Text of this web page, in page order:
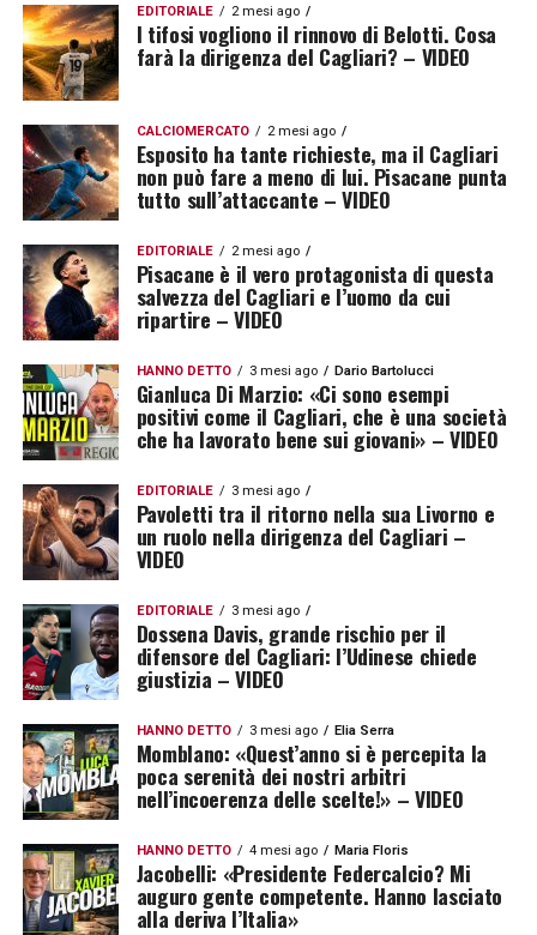
EDITORIALE 2 mesi ago
I tifosi vogliono il rinnovo di Belotti. Cosa
farà la dirigenza del Cagliari? – VIDEO
CALCIOMERCATO 2 mesi ago
Esposito ha tante richieste, ma il Cagliari
non può fare a meno di lui. Pisacane punta
tutto sull’attaccante – VIDEO
EDITORIALE 2 mesi ago
Pisacane è il vero protagonista di questa
salvezza del Cagliari e l’uomo da cui
ripartire – VIDEO
HANNO DETTO 3 mesi ago Dario Bartolucci
Gianluca Di Marzio: «Ci sono esempi
positivi come il Cagliari, che è una società
che ha lavorato bene sui giovani» – VIDEO
EDITORIALE 3 mesi ago
Pavoletti tra il ritorno nella sua Livorno e
un ruolo nella dirigenza del Cagliari –
VIDEO
EDITORIALE 3 mesi ago
Dossena Davis, grande rischio per il
difensore del Cagliari: l’Udinese chiede
giustizia – VIDEO
HANNO DETTO 3 mesi ago Elia Serra
Momblano: «Quest’anno si è percepita la
poca serenità dei nostri arbitri
nell’incoerenza delle scelte!» – VIDEO
HANNO DETTO 4 mesi ago Maria Floris
Jacobelli: «Presidente Federcalcio? Mi
auguro gente competente. Hanno lasciato
alla deriva l’Italia»